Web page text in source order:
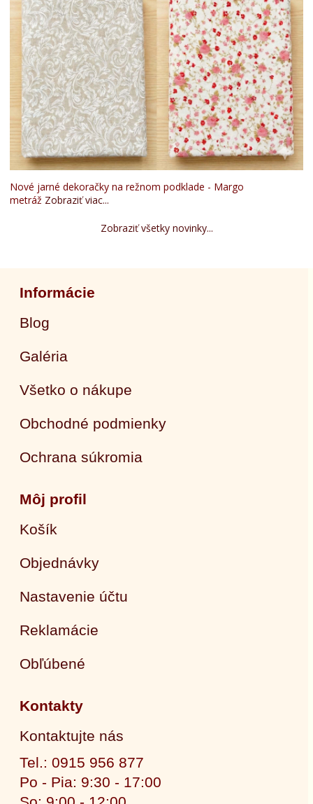
Nové jarné dekoračky na režnom podklade - Margo
metráž Zobraziť viac...
Zobraziť všetky novinky...
Informácie
Blog
Galéria
Všetko o nákupe
Obchodné podmienky
Ochrana súkromia
Môj profil
Košík
Objednávky
Nastavenie účtu
Reklamácie
Obľúbené
Kontakty
Kontaktujte nás
Tel.: 0915 956 877
Po - Pia: 9:30 - 17:00